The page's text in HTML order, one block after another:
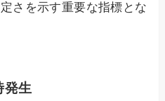
さを示す重要な指標とな
発生